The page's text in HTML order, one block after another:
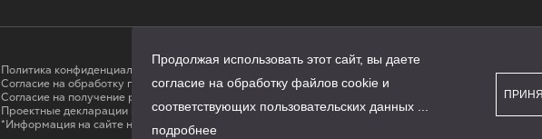
Политика конфиденциальности
Согласие на обработку персональных данных
Cогласие на получение рассылки
Проектные декларации на сайте наш.дом.рф
*Информация на сайте не является публичной офертой
Продолжая использовать этот сайт, вы даете
согласие на обработку файлов cookie и
соответствующих пользовательских данных
подробнее